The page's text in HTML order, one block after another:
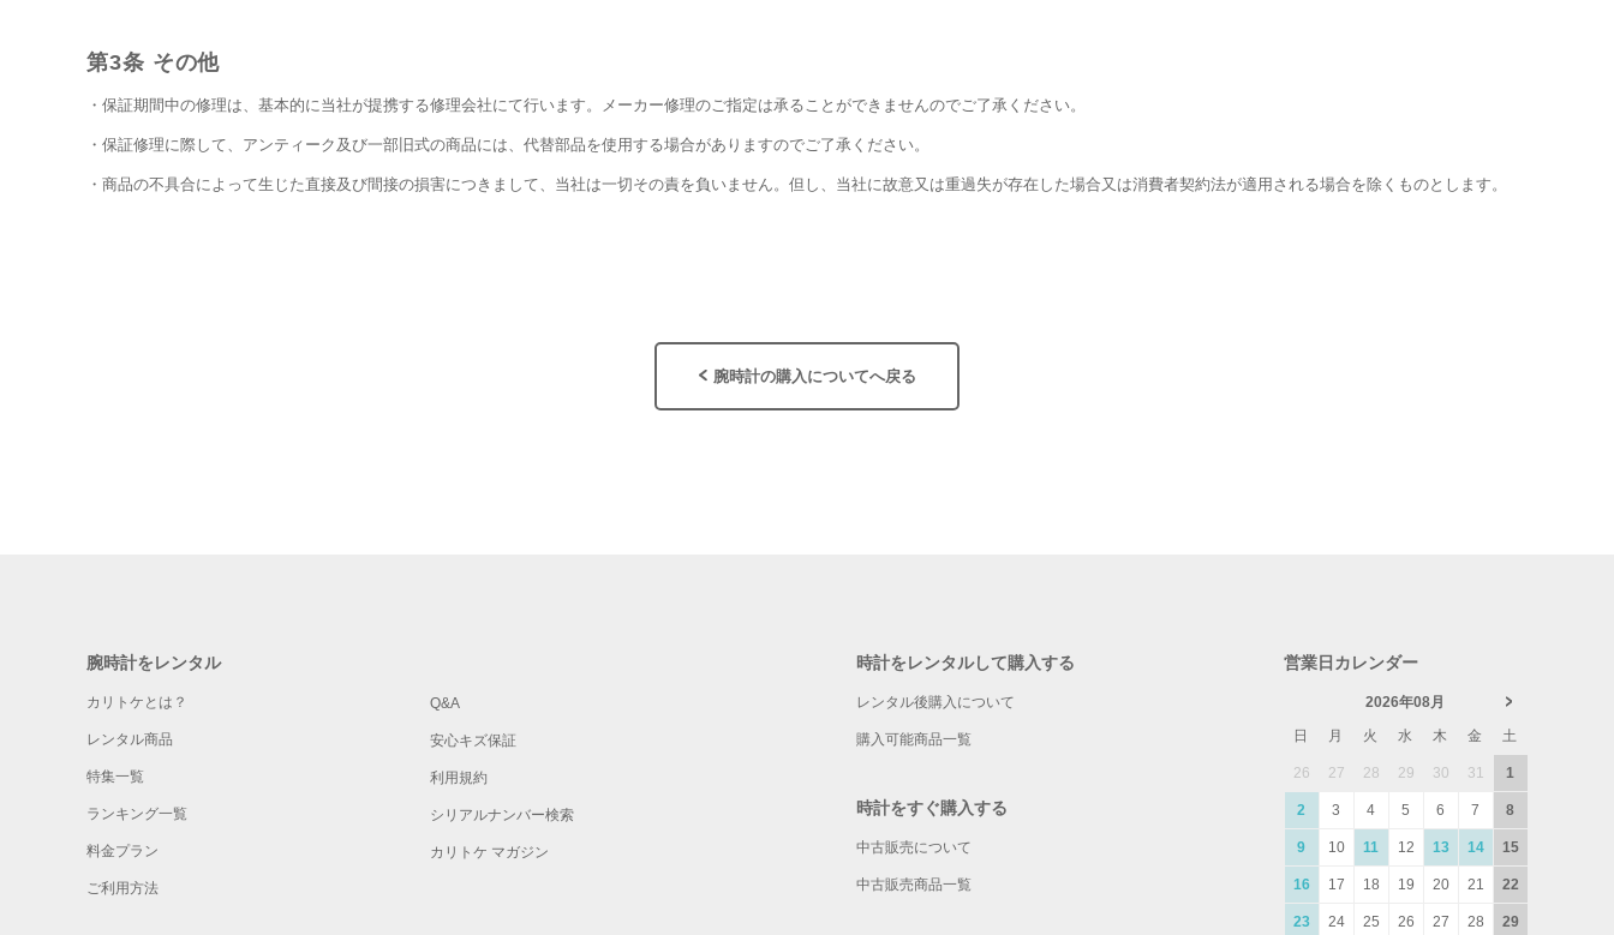
第3条 その他
・保証期間中の修理は、基本的に当社が提携する修理会社にて行います。メーカー修理のご指定は承ることができませんのでご了承ください。
・保証修理に際して、アンティーク及び一部旧式の商品には、代替部品を使用する場合がありますのでご了承ください。
・商品の不具合によって生じた直接及び間接の損害につきまして、当社は一切その責を負いません。但し、当社に故意又は重過失が存在した場合又は消費者契約法が適用される場合を除くものとします。
腕時計の購入についてへ戻る
腕時計をレンタル
カリトケとは？
レンタル商品
特集一覧
ランキング一覧
料金プラン
ご利用方法
Q&A
安心キズ保証
利用規約
シリアルナンバー検索
カリトケ マガジン
時計をレンタルして購入する
レンタル後購入について
購入可能商品一覧
時計をすぐ購入する
中古販売について
中古販売商品一覧
営業日カレンダー
2026年08月
日
月 火 水 木 金 土
26 27 28 29 30 31 1
2 3 4 5 6 7 8
9 10 11 12 13 14 15
16 17 18 19 20 21 22
23 24 25 26 27 28 29